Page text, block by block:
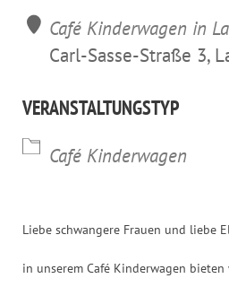
Café Kinderwagen in
Carl-Sasse-Straße 3,
VERANSTALTUNGSTYP
Café Kinderwagen
Liebe schwangere Frauen und liebe
in unserem Café Kinderwagen bieten